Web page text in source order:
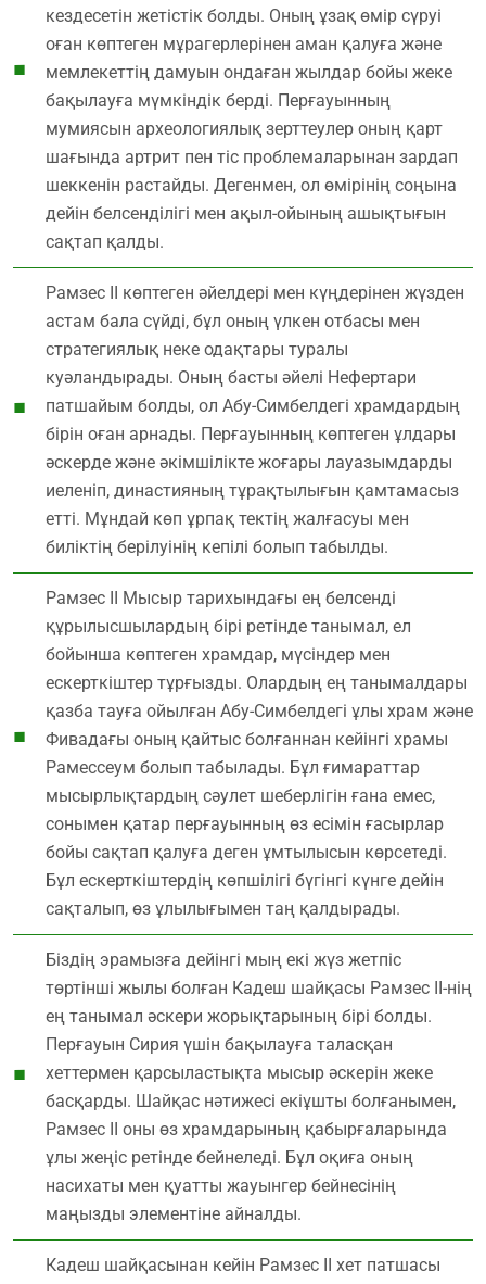
кездесетін жетістік болды. Оның ұзақ өмір сүруі
оған көптеген мұрагерлерінен аман қалуға және
мемлекеттің дамуын ондаған жылдар бойы жеке
бақылауға мүмкіндік берді. Перғауынның
мумиясын археологиялық зерттеулер оның қарт
шағында артрит пен тіс проблемаларынан зардап
шеккенін растайды. Дегенмен, ол өмірінің соңына
дейін белсенділігі мен ақыл-ойының ашықтығын
сақтап қалды.
Рамзес ІІ көптеген әйелдері мен күңдерінен жүзден
астам бала сүйді, бұл оның үлкен отбасы мен
стратегиялық неке одақтары туралы
куәландырады. Оның басты әйелі Нефертари
патшайым болды, ол Абу-Симбелдегі храмдардың
бірін оған арнады. Перғауынның көптеген ұлдары
әскерде және әкімшілікте жоғары лауазымдарды
иеленіп, династияның тұрақтылығын қамтамасыз
етті. Мұндай көп ұрпақ тектің жалғасуы мен
биліктің берілуінің кепілі болып табылды.
Рамзес ІІ Мысыр тарихындағы ең белсенді
құрылысшылардың бірі ретінде танымал, ел
бойынша көптеген храмдар, мүсіндер мен
ескерткіштер тұрғызды. Олардың ең танымалдары
қазба тауға ойылған Абу-Симбелдегі ұлы храм және
Фивадағы оның қайтыс болғаннан кейінгі храмы
Рамессеум болып табылады. Бұл ғимараттар
мысырлықтардың сәулет шеберлігін ғана емес,
сонымен қатар перғауынның өз есімін ғасырлар
бойы сақтап қалуға деген ұмтылысын көрсетеді.
Бұл ескерткіштердің көпшілігі бүгінгі күнге дейін
сақталып, өз ұлылығымен таң қалдырады.
Біздің эрамызға дейінгі мың екі жүз жетпіс
төртінші жылы болған Кадеш шайқасы Рамзес ІІ-нің
ең танымал әскери жорықтарының бірі болды.
Перғауын Сирия үшін бақылауға таласқан
хеттермен қарсыластықта мысыр әскерін жеке
басқарды. Шайқас нәтижесі екіұшты болғанымен,
Рамзес ІІ оны өз храмдарының қабырғаларында
ұлы жеңіс ретінде бейнеледі. Бұл оқиға оның
насихаты мен қуатты жауынгер бейнесінің
маңызды элементіне айналды.
Кадеш шайқасынан кейін Рамзес ІІ хет патшасы